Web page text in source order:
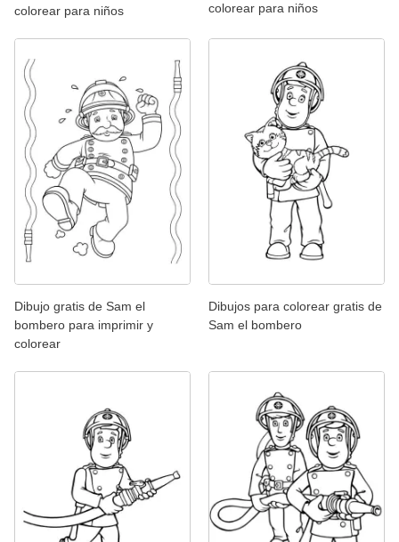
colorear para niños
colorear para niños
Dibujo gratis de Sam el
bombero para imprimir y
colorear
Dibujos para colorear gratis de
Sam el bombero